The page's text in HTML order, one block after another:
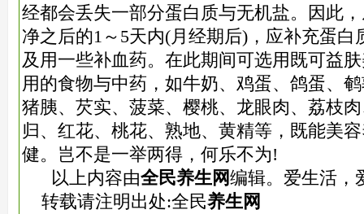
经都会丢失一部分蛋白质与无机盐。因此
净之后的1～5天内(月经期后)，应补充蛋白
及用一些补血药。在此期间可选用既可益
用的食物与中药，如牛奶、鸡蛋、鸽蛋、
猪胰、芡实、菠菜、樱桃、龙眼肉、荔枝
归、红花、桃花、熟地、黄精等，既能美
健。岂不是一举两得，何乐不为!
以上内容由全民养生网编辑。爱生活，
转载请注明出处:全民养生网